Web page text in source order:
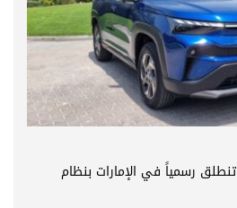
سوزوكي أكروس 2026 تنطلق رسمياً في الإمارات بنظام